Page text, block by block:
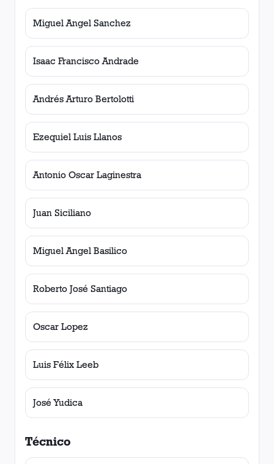
Miguel Angel Sanchez
Isaac Francisco Andrade
Andrés Arturo Bertolotti
Ezequiel Luis Llanos
Antonio Oscar Laginestra
Juan Siciliano
Miguel Angel Basilico
Roberto José Santiago
Oscar Lopez
Luis Félix Leeb
José Yudica
Técnico